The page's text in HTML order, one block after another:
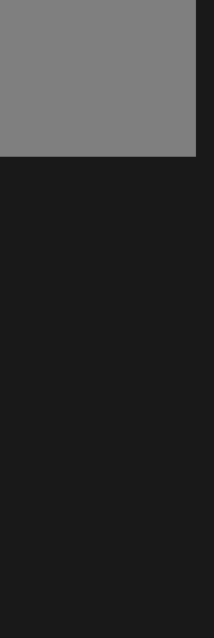
nueva ventana)
ventana)